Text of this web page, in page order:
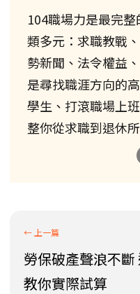
104職場力是最完
類多元：求職教戰
勢新聞、法令權益
是尋找職涯方向的
學生、打滾職場上
整你從求職到退休
勞保破產聲浪不
教你實際試算